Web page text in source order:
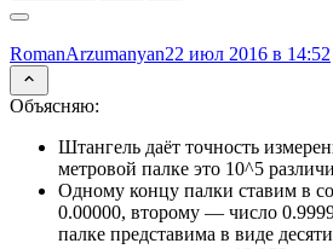
RomanArzumanyan22 июл 2016 в 14:52
Объясняю:
Штангель даёт точность
метровой палке это 10^5
Одному концу палки ставим в
0.00000, второму — число
палке представима в виде